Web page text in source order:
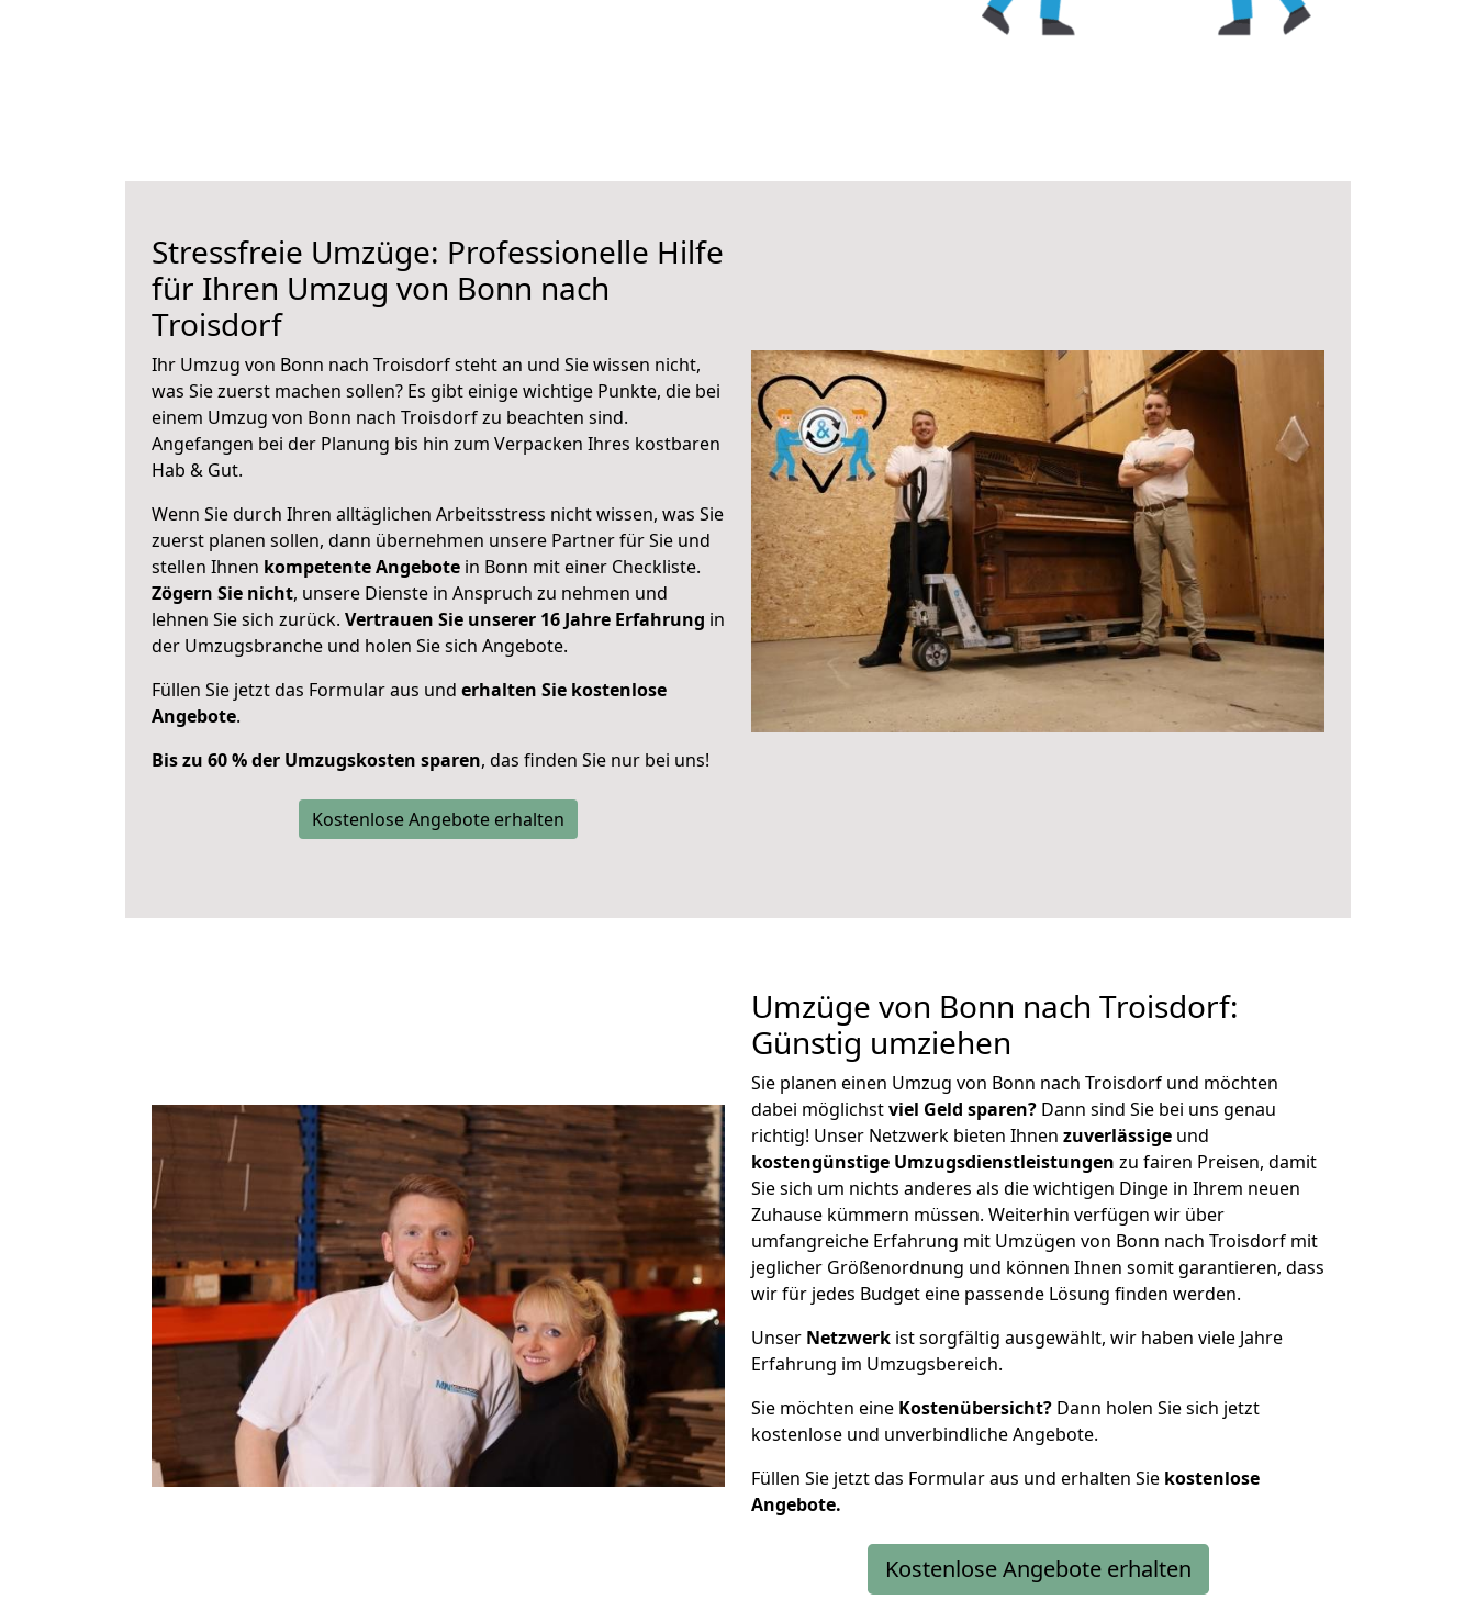
Stressfreie Umzüge: Professionelle Hilfe
für Ihren Umzug von Bonn nach
Troisdorf
Ihr Umzug von Bonn nach Troisdorf steht an und Sie wissen nicht,
was Sie zuerst machen sollen? Es gibt einige wichtige Punkte, die bei
einem Umzug von Bonn nach Troisdorf zu beachten sind.
Angefangen bei der Planung bis hin zum Verpacken Ihres kostbaren
Hab & Gut.
Wenn Sie durch Ihren alltäglichen Arbeitsstress nicht wissen, was Sie
zuerst planen sollen, dann übernehmen unsere Partner für Sie und
stellen Ihnen kompetente Angebote in Bonn mit einer Checkliste.
Zögern Sie nicht, unsere Dienste in Anspruch zu nehmen und
lehnen Sie sich zurück. Vertrauen Sie unserer 16 Jahre Erfahrung in
der Umzugsbranche und holen Sie sich Angebote.
Füllen Sie jetzt das Formular aus und erhalten Sie kostenlose
Angebote.
Bis zu 60 % der Umzugskosten sparen, das finden Sie nur bei uns!
Kostenlose Angebote erhalten
Umzüge von Bonn nach Troisdorf:
Günstig umziehen
Sie planen einen Umzug von Bonn nach Troisdorf und möchten
dabei möglichstviel Geld sparen? Dann sind Sie bei uns genau
richtig! Unser Netzwerk bieten Ihnen zuverlässige und
kostengünstige Umzugsdienstleistungen zu fairen Preisen, damit
Sie sich um nichts anderes als die wichtigen Dinge in Ihrem neuen
Zuhause kümmern müssen. Weiterhin verfügen wir über
umfangreiche Erfahrung mit Umzügen von Bonn nach Troisdorf mit
jeglicher Größenordnung und können Ihnen somit garantieren, dass
wir für jedes Budget eine passende Lösung finden werden.
Unser Netzwerk ist sorgfältig ausgewählt, wir haben viele Jahre
Erfahrung im Umzugsbereich.
Sie möchten eine Kostenübersicht? Dann holen Sie sich jetzt
kostenlose und unverbindliche Angebote.
Füllen Sie jetzt das Formular aus und erhalten Sie kostenlose
Angebote.
Kostenlose Angebote erhalten